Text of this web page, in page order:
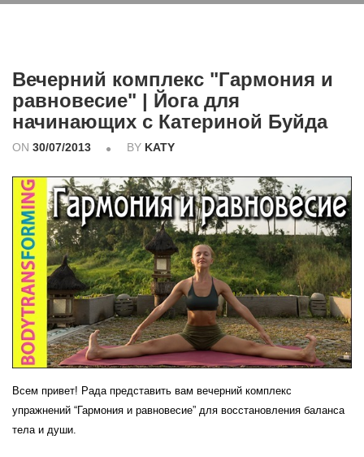
Вечерний комплекс "Гармония и
равновесие" | Йога для
начинающих с Катериной Буйда
ON 30/07/2013 BY KATY
Всем привет! Рада представить вам вечерний комплекс
упражнений “Гармония и равновесие” для восстановления баланса
тела и души.